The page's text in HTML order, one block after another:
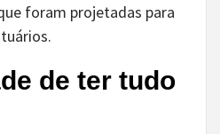
foram projetadas para
de ter tudo